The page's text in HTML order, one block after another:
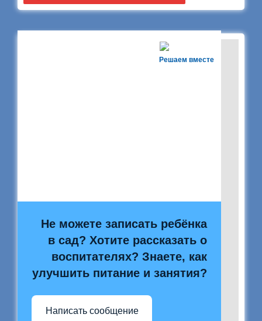
Решаем вместе
Не можете записать ребёнка
в сад? Хотите рассказать о
воспитателях? Знаете, как
улучшить питание и занятия?
Написать сообщение